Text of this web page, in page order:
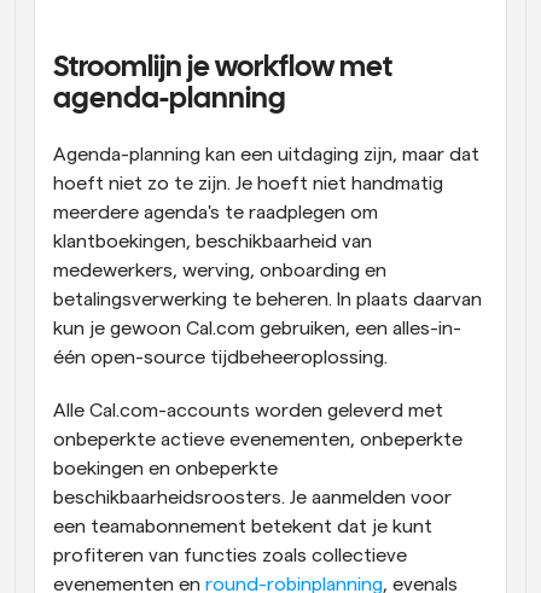
Supercharged planning met AI-gestuurde
oproepen
Automatiseer planning en herinneringen
Blijf op de hoogte van het laatste nieuws en updates
Instant Vergaderingen
Ontmoet cliënten binnen enkele minuten
Dynamische Groep Links
Boek naadloos vergaderingen met meerdere mensen
Ontvang een melding wanneer er iets gebeurt
Stroomlijn je workflow met
agenda-planning
Agenda-planning kan een uitdaging zijn, maar dat
hoeft niet zo te zijn. Je hoeft niet handmatig
meerdere agenda's te raadplegen om
klantboekingen, beschikbaarheid van
medewerkers, werving, onboarding en
betalingsverwerking te beheren. In plaats daarvan
kun je gewoon Cal.com gebruiken, een alles-in-
één open-source tijdbeheeroplossing.
Alle Cal.com-accounts worden geleverd met
onbeperkte actieve evenementen, onbeperkte
boekingen en onbeperkte
beschikbaarheidsroosters. Je aanmelden voor
een teamabonnement betekent dat je kunt
profiteren van functies zoals collectieve
evenementen en round-robinplanning, evenals